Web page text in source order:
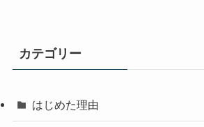
カテゴリー
はじめた理由